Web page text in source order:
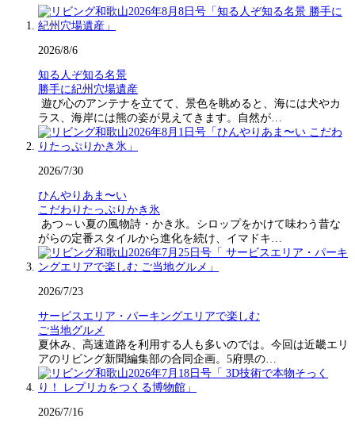
2026/8/6
知る人ぞ知る名景
勝手に紀州穴場遺産
遊び心のアンテナを立てて、景色を眺めると、海には犬やカ
ラス、海岸には熊の姿が見えてきます。自然が…
2026/7/30
ひんやりあま〜い
こだわりたっぷりかき氷
あつ～い夏の風物詩・かき氷。シロップをかけて味わう昔な
がらの定番スタイルから進化を続け、イマドキ…
2026/7/23
サービスエリア・パーキングエリアで楽しむ
ご当地グルメ
夏休み、高速道路を利用する人も多いのでは。今回は近畿エリ
アのリビング新聞編集部の合同企画。5府県の…
2026/7/16